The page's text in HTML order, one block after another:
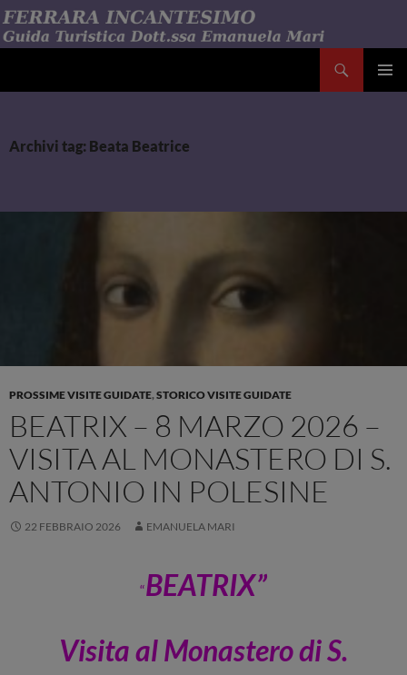
Vai
al
contenuto
Archivi tag: Beata Beatrice
PROSSIME VISITE GUIDATE,STORICO VISITE GUIDATE
BEATRIX – 8 MARZO 2026 –
VISITA AL MONASTERO DI S.
ANTONIO IN POLESINE
22 FEBBRAIO 2026 EMANUELA MARI
“BEATRIX”
Visita al Monastero di S.